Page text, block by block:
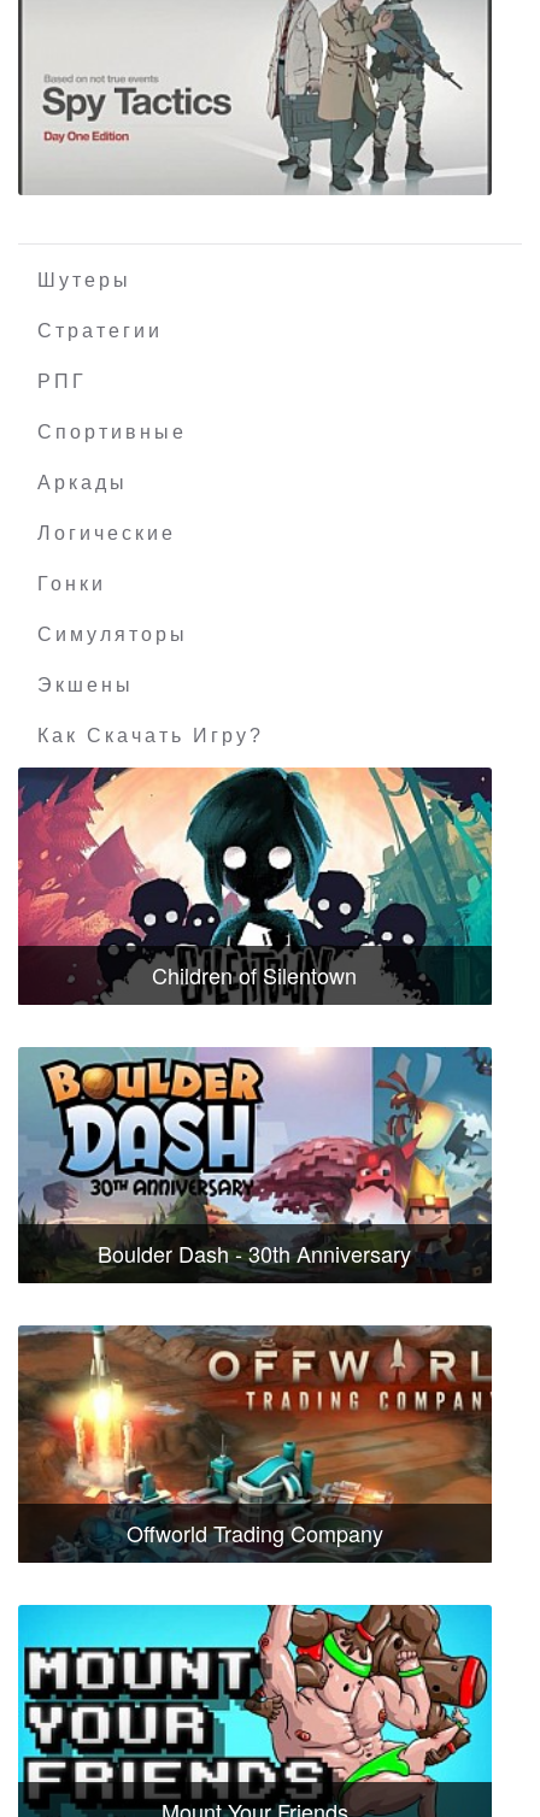
MECHANICA: A Ballad of the Rabbit and
Mercury
Шутеры
Стратегии
РПГ
Спортивные
Аркады
Логические
Гонки
Симуляторы
Экшены
Как Скачать Игру?
Children of Silentown
Boulder Dash - 30th Anniversary
Offworld Trading Company